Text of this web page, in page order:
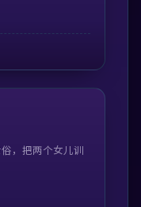
99:56
，把两个女儿训